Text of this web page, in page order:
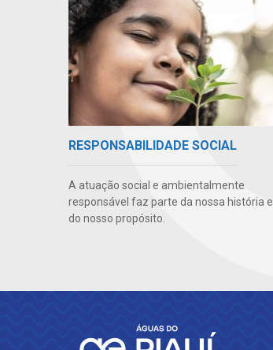
RESPONSABILIDADE SOCIAL
A atuação social e ambientalmente
responsável faz parte da nossa história e
do nosso propósito.